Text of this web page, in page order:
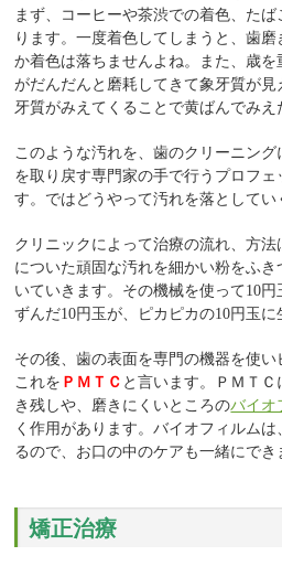
まず、コーヒーや茶渋での着色、た
ります。一度着色してしまうと、歯
か着色は落ちませんよね。また、歳
がだんだんと磨耗してきて象牙質が
牙質がみえてくることで黄ばんでみえ
このような汚れを、歯のクリーニン
を取り戻す専門家の手で行うプロフ
す。ではどうやって汚れを落としてい
クリニックによって治療の流れ、方
についた頑固な汚れを細かい粉をふ
いていきます。その機械を使って10
ずんだ10円玉が、ピカピカの10円玉に
その後、歯の表面を専門の機器を使い
これを ＰＭＴＣ と言います。ＰＭＴ
き残しや、磨きにくいところのバイオ
く作用があります。バイオフィルム
るので、お口の中のケアも一緒にでき
矯正治療